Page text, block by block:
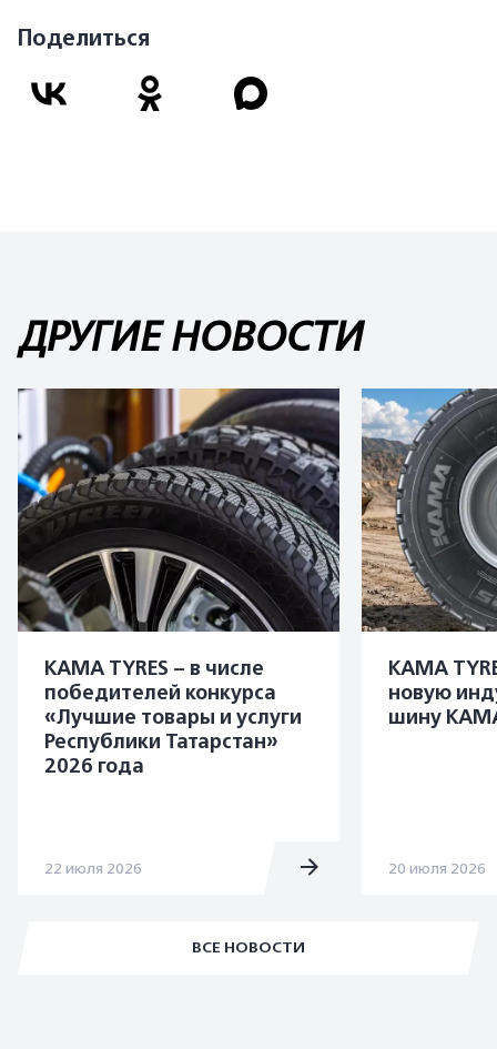
Поделиться
ДРУГИЕ НОВОСТИ
ВСЕ НОВОСТИ
KAMA TYRES – в числе
победителей конкурса
«Лучшие товары и услуги
Республики Татарстан»
2026 года
22 июля 2026
KAMA
новую
шину
20 июля 2026